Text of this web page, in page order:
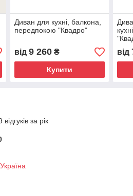
Диван для кухні, балкона,
передпокою "Квадро"
від 9 260₴
Купити
від
за рік